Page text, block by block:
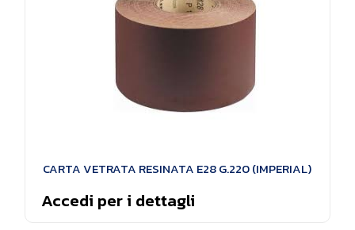
CARTA VETRATA RESINATA E28 G.220 (IMPERIAL)
Accedi per i dettagli